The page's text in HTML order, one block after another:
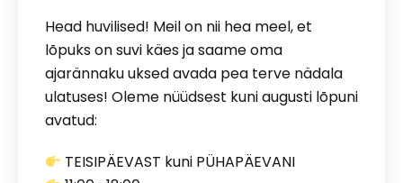
Head huvilised! Meil on nii hea meel, et
lõpuks on suvi käes ja saame oma
ajarännaku uksed avada pea terve nädala
ulatuses! Oleme nüüdsest kuni augusti lõpuni
avatud:
TEISIPÄEVAST kuni PÜHAPÄEVANI